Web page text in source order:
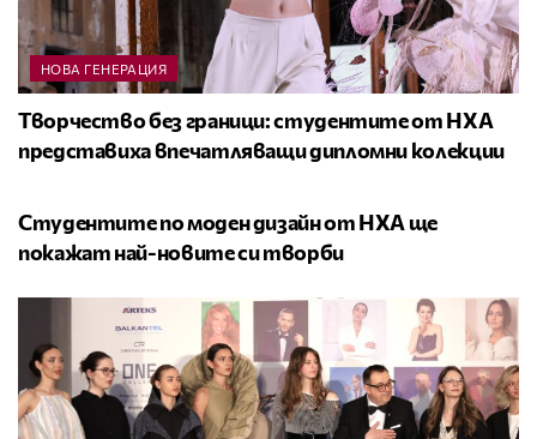
НОВА ГЕНЕРАЦИЯ
Творчество без граници: студентите от НХА
представиха впечатляващи дипломни колекции
Студентите по моден дизайн от НХА ще
покажат най-новите си творби